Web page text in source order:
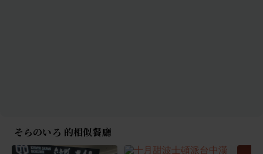
そらのいろ 的相似餐廳